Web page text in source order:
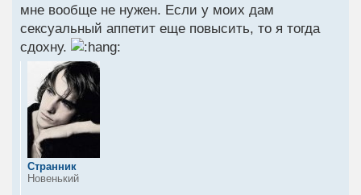
мне вообще не нужен. Если у моих дам
сексуальный аппетит еще повысить, то я тогда
сдохну.
Странник
Новенький